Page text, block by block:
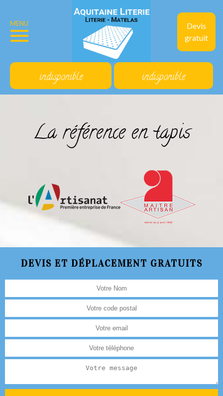
Devis
gratuit
MENU
indisponible indisponible
La référence en tapis
DEVIS ET DÉPLACEMENT GRATUITS